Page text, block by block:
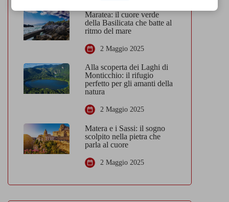
Maratea: il cuore verde
della Basilicata che batte al
ritmo del mare
2 Maggio 2025
Alla scoperta dei Laghi di
Monticchio: il rifugio
perfetto per gli amanti della
natura
2 Maggio 2025
Matera e i Sassi: il sogno
scolpito nella pietra che
parla al cuore
2 Maggio 2025